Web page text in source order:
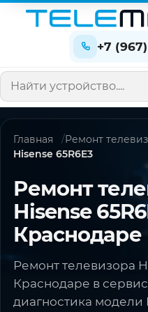
+7
Поиск по сайту
Главная
Ремонт
Hisense 65R6E3
Ремонт
Hisense
Краснодаре
Ремонт телевизора
Краснодаре в
диагностика модели